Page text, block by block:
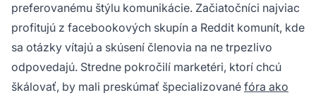
preferovanému štýlu komunikácie. Začiatočníci najviac
profitujú z facebookových skupín a Reddit komunít, kde
sa otázky vítajú a skúsení členovia na ne trpezlivo
odpovedajú. Stredne pokročilí marketéri, ktorí chcú
škálovať, by mali preskúmať špecializované fóra ako